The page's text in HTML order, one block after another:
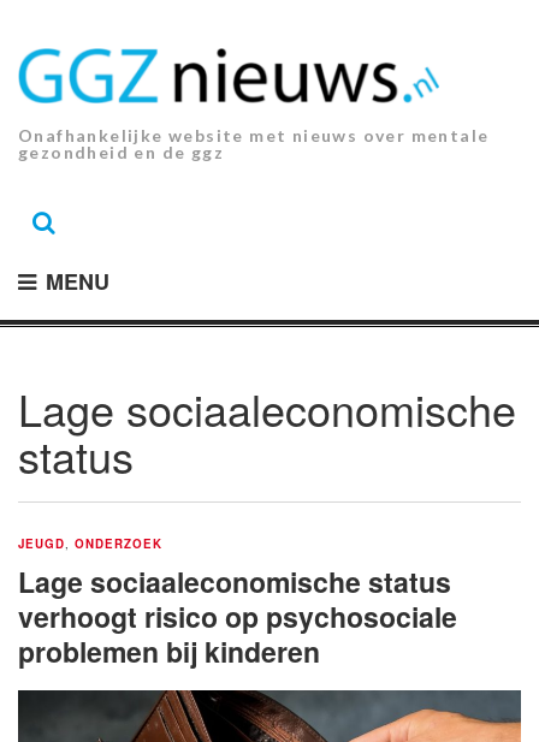
inhoud.
Onafhankelijke website met nieuws over mentale
gezondheid en de ggz
MENU
Lage sociaaleconomische
status
JEUGD ONDERZOEK
Lage sociaaleconomische status
verhoogt risico op psychosociale
problemen bij kinderen